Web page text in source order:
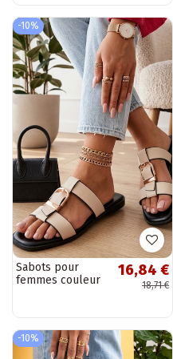
-10%
Sabots pour
femmes couleur
16,84 €
18,71 €
-10%